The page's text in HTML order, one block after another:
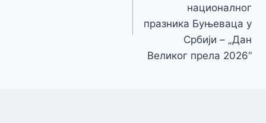
националног
празника Буњеваца у
Србији – „Дан
Великог прела 2026“